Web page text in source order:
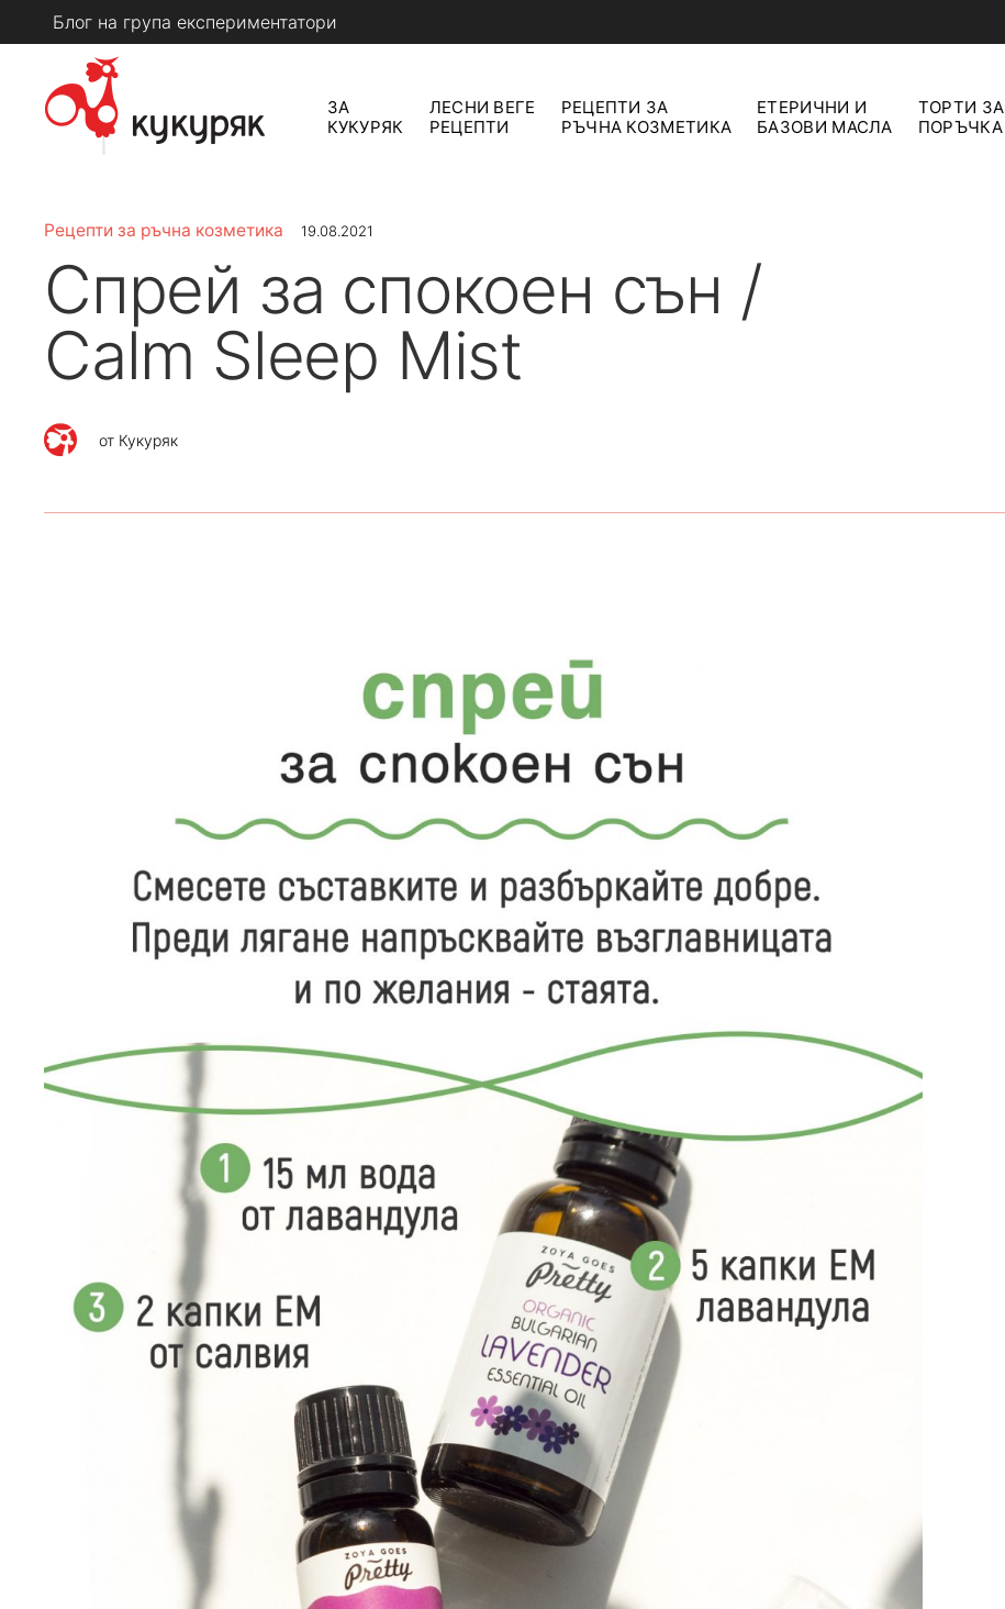
to
Блог на група експериментатори
ЗА
КУКУРЯК
ЛЕСНИ ВЕГЕ
РЕЦЕПТИ
РЕЦЕПТИ ЗА
РЪЧНА КОЗМЕТИКА
ЕТЕРИЧНИ И
БАЗОВИ МАСЛА
ТОРТИ ЗА
ПОРЪЧКА
Рецепти за ръчна козметика 19.08.2021
Спрей за спокоен сън /
Calm Sleep Mist
от Кукуряк